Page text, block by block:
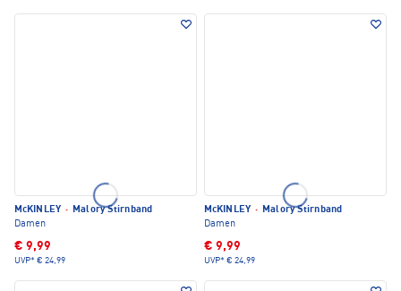
McKINLEY · Malory Stirnband
Damen
€ 9,99
UVP* € 24,99
McKINLEY · Malory Stirnband
Damen
€ 9,99
UVP* € 24,99